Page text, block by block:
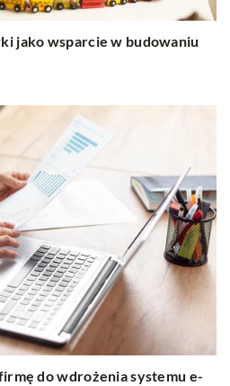
jako wsparcie w budowaniu
do wdrożenia systemu e-